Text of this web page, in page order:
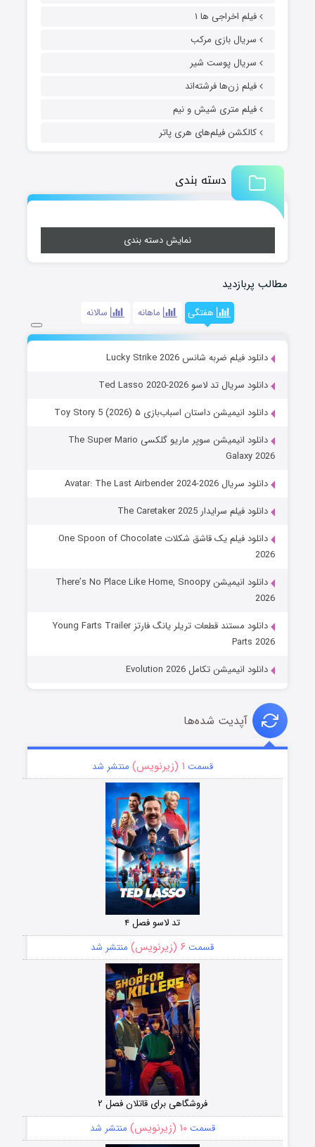
فیلم اخراجی ها ۱
سریال بازی مرکب
سریال پوست شیر
فیلم زن‌ها فرشته‌اند
فیلم متری شیش و نیم
کالکشن فیلم‌های هری پاتر
دسته بندی
نمایش دسته بندی
مطالب پربازدید
هفتگی ماهانه سالانه
دانلود فیلم ضربه شانس Lucky Strike 2026
دانلود سریال تد لاسو Ted Lasso 2020-2026
دانلود انیمیشن داستان اسباب‌بازی ۵ Toy Story 5 (2026)
دانلود انیمیشن سوپر ماریو گلکسی The Super Mario
Galaxy 2026
دانلود سریال Avatar: The Last Airbender 2024-2026
دانلود فیلم سرایدار The Caretaker 2025
دانلود فیلم یک قاشق شکلات One Spoon of Chocolate
2026
دانلود انیمیشن There’s No Place Like Home, Snoopy
2026
دانلود مستند قطعات تریلر یانگ فارتز Young Farts Trailer
Parts 2026
دانلود انیمیشن تکامل Evolution 2026
آپدیت شده‌ها
قسمت ۱ (زیرنویس) منتشر شد
تد لاسو فصل ۴
قسمت ۶ (زیرنویس) منتشر شد
فروشگاهی برای قاتلان فصل ۲
قسمت۱۰ (زیرنویس) منتشر شد